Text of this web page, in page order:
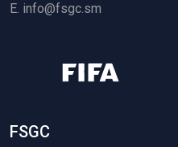
E. info@fsgc.sm
FSGC